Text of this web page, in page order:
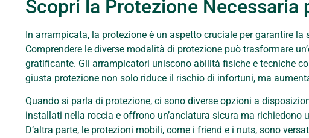
Scopri la Protezione Necessaria
In arrampicata, la protezione è un aspetto cruciale per garantire
Comprendere le diverse modalità di protezione può trasformare
gratificante. Gli arrampicatori uniscono abilità fisiche e tecniche
giusta protezione non solo riduce il rischio di infortuni, ma
Quando si parla di protezione, ci sono diverse opzioni a
installati nella roccia e offrono un’anclatura sicura ma
D’altra parte, le protezioni mobili, come i friend e i nuts, sono